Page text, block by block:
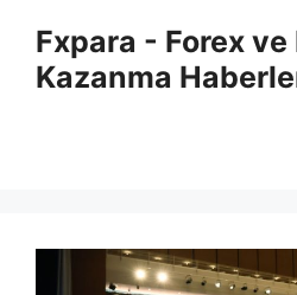
Fxpara - Forex ve
Kazanma